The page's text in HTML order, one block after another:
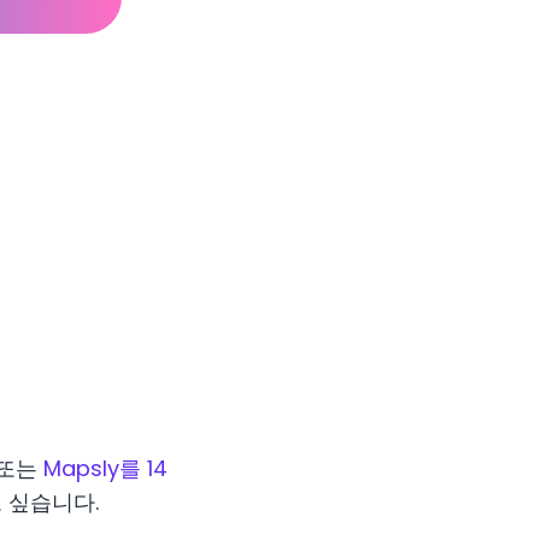
는 Mapsly를 14
습니다.